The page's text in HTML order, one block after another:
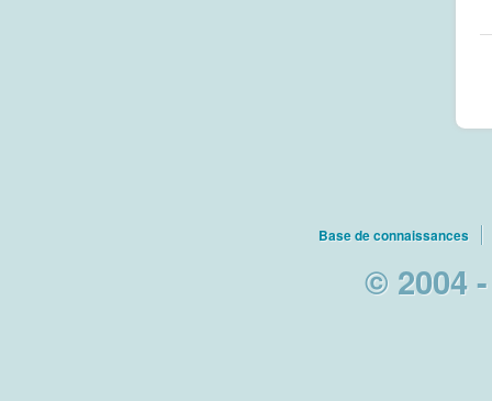
Base de connaissances
© 2004